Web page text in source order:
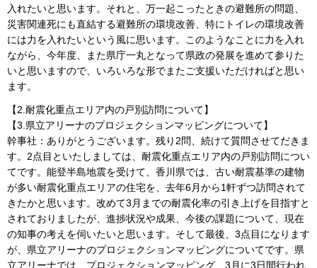
入れたいと思います。それと、万一起こったときの避難所の問題、
災害関連死にも直結する避難所の環境改善、特にトイレの環境改善
には力を入れたいという風に思います。このようなことに力を入れ
ながら、今年度、また県庁一丸となって県政の発展を進めて参りた
いと思いますので、いろいろな形でまたご支援いただければと思い
ます。
【2.耐震化重点エリア内の戸別訪問について】
【3.県立アリーナのプロジェクションマッピングについて】
幹事社：ありがとうございます。残り2問、続けて質問させてだきま
す。2点目といたしましては、耐震化重点エリア内の戸別訪問につい
てです。能登半島地震を受けて、香川県では、古い耐震基準の建物
が多い耐震化重点エリアの住宅を、去年6月から1軒ずつ訪問されて
きたかと思います。改めて3月までの耐震化率の引き上げを目指すと
されておりましたが、進捗状況や成果、今後の課題について、現在
の知事の考えを伺いたいと思います。そして最後、3点目になります
が、県立アリーナのプロジェクションマッピングについてです。県
立アリーナでは、プロジェクションマッピング、3月に3日間行われ